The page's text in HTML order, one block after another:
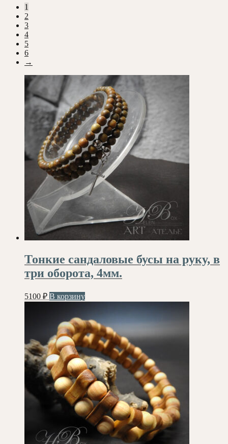
1
2
3
4
5
6
→
Тонкие сандаловые бусы на руку, в
три оборота, 4мм.
5100 ₽ В корзину